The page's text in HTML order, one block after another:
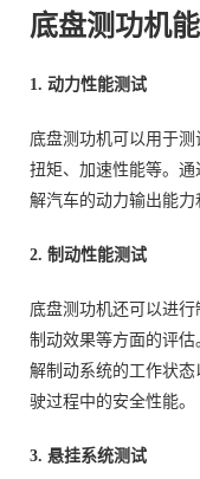
底盘测功机
1. 动力性能测试
底盘测功机可以用于
扭矩、加速性能等。
解汽车的动力输出能力
2. 制动性能测试
底盘测功机还可以进
制动效果等方面的评
解制动系统的工作状
驶过程中的安全性能。
3. 悬挂系统测试